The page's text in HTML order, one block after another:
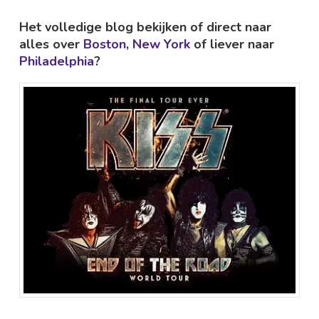
Het volledige blog bekijken of direct naar
alles over Boston, New Yorkof liever naar
Philadelphia?